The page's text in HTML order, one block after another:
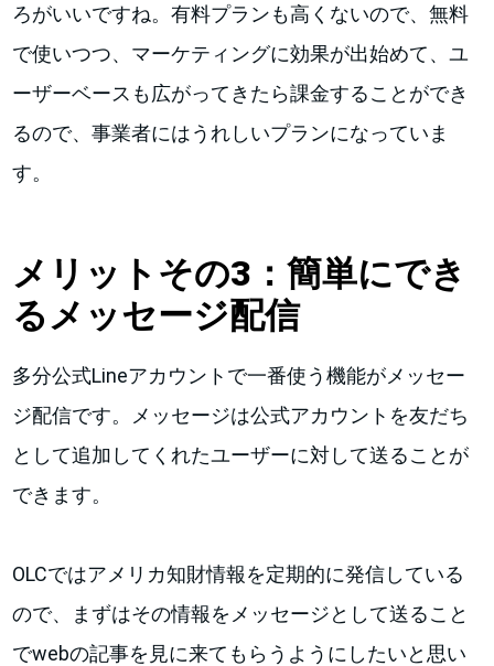
ろがいいですね。有料プランも高くないので、無料
で使いつつ、マーケティングに効果が出始めて、ユ
ーザーベースも広がってきたら課金することができ
るので、事業者にはうれしいプランになっていま
す。
メリットその3 ：簡単にでき
るメッセージ配信
多分公式Lineアカウントで一番使う機能がメッセー
ジ配信です。メッセージは公式アカウントを友だち
として追加してくれたユーザーに対して送ることが
できます。
OLCではアメリカ知財情報を定期的に発信している
ので、まずはその情報をメッセージとして送ること
でwebの記事を見に来てもらうようにしたいと思い